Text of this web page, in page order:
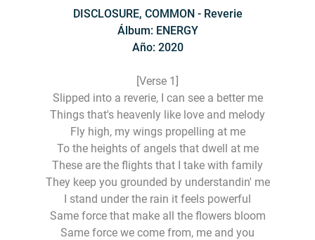
DISCLOSURE, COMMON - Reverie
Álbum: ENERGY
Año: 2020
[Verse 1]
Slipped into a reverie, I can see a better me
Things that's heavenly like love and melody
Fly high, my wings propelling at me
To the heights of angels that dwell at me
These are the flights that I take with family
They keep you grounded by understandin' me
I stand under the rain it feels powerful
Same force that make all the flowers bloom
Same force we come from, me and you